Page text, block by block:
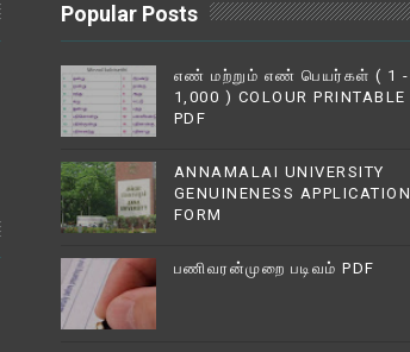
Popular Posts
எண் மற்றும் எண் பெயர்கள் ( 1 -
1,000 ) COLOUR PRINTABLE
PDF
ANNAMALAI UNIVERSITY
GENUINENESS APPLICATION
FORM
பணிவரன்முறை படிவம் PDF